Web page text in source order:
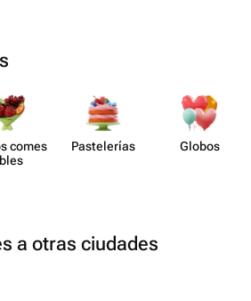
comes​
Paste​lerías Globos
a otras ciudades